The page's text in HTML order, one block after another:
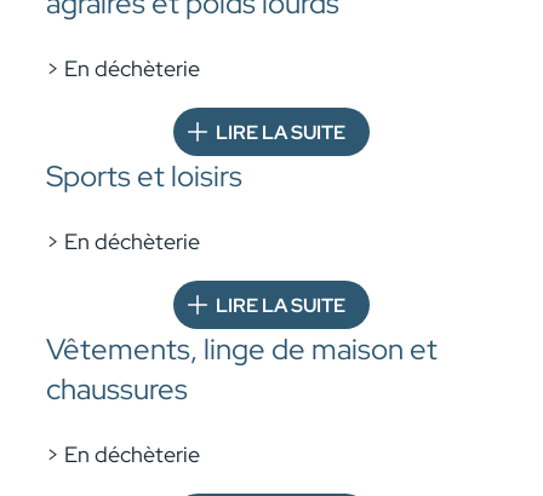
> En déchèterie
LIRE LA SUITE
Sports et loisirs
> En déchèterie
LIRE LA SUITE
Vêtements, linge de maison et
chaussures
> En déchèterie